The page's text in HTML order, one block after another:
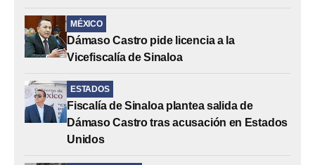
MÉXICO
Dámaso Castro pide licencia a la
Vicefiscalía de Sinaloa
ESTADOS
Fiscalía de Sinaloa plantea salida de
Dámaso Castro tras acusación en Estados
Unidos